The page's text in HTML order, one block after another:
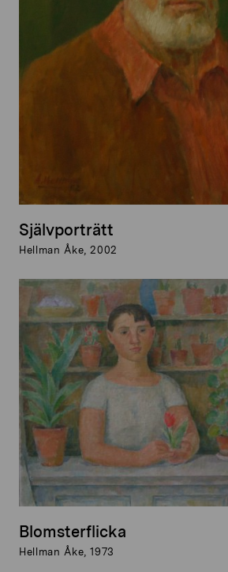
Självporträtt
Hellman Åke, 2002
Blomsterflicka
Hellman Åke, 1973